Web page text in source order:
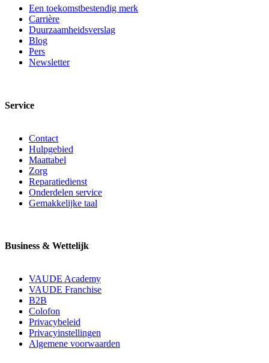
Een toekomstbestendig merk
Carrière
Duurzaamheidsverslag
Blog
Pers
Newsletter
Service
Contact
Hulpgebied
Maattabel
Zorg
Reparatiedienst
Onderdelen service
Gemakkelijke taal
Business & Wettelijk
VAUDE Academy
VAUDE Franchise
B2B
Colofon
Privacybeleid
Privacyinstellingen
Algemene voorwaarden